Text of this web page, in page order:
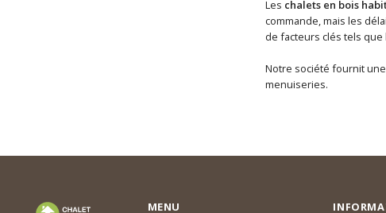
Les chalets en bois
commande, mais les
de facteurs clés tels
Notre société fournit
menuiseries.
MENU